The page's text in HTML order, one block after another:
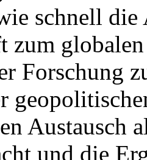
schnell die
zum
Forschung
Austausch
und die